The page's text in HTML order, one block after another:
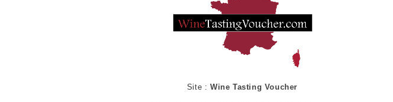
Site :Wine Tasting Voucher